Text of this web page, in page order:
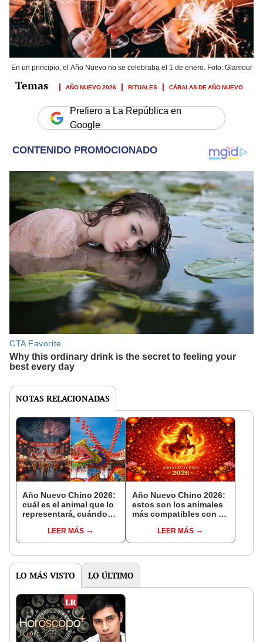
En un principio, el Año Nuevo no se celebraba el 1 de enero. Foto: Glamour
AÑO NUEVO 2026 RITUALES CÁBALAS DE AÑO NUEVO
Prefiero a La República en
Google
NOTAS RELACIONADAS
Año Nuevo Chino 2026:
cuál es el animal que lo
representará, cuándo
esta milenaria tradición
LEER MÁS
Año Nuevo Chino 2026:
estos son los animales
más compatibles con el
les deparará este año
LEER MÁS
LO MÁS VISTO LO ÚLTIMO